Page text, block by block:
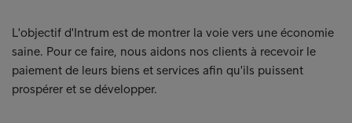
L'objectif d'Intrum est de montrer la voie vers une économie
saine. Pour ce faire, nous aidons nos clients à recevoir le
paiement de leurs biens et services afin qu'ils puissent
prospérer et se développer.